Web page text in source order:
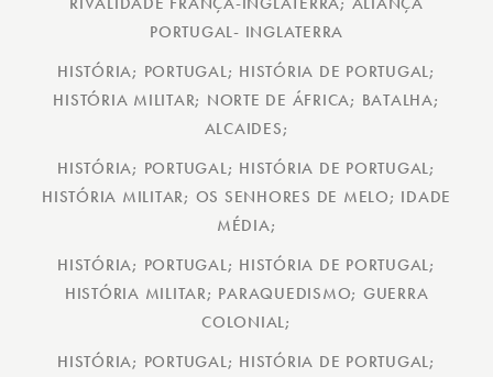
PORTUGAL- INGLATERRA
HISTÓRIA; PORTUGAL; HISTÓRIA DE PORTUGAL;
HISTÓRIA MILITAR; NORTE DE ÁFRICA; BATALHA;
ALCAIDES;
HISTÓRIA; PORTUGAL; HISTÓRIA DE PORTUGAL;
HISTÓRIA MILITAR; OS SENHORES DE MELO; IDADE
MÉDIA;
HISTÓRIA; PORTUGAL; HISTÓRIA DE PORTUGAL;
HISTÓRIA MILITAR; PARAQUEDISMO; GUERRA
COLONIAL;
HISTÓRIA; PORTUGAL; HISTÓRIA DE PORTUGAL;